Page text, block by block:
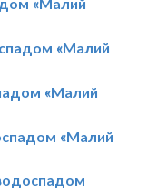
«Малий
«Малий
«Малий